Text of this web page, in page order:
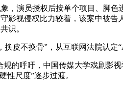
演员授权后按单个项目、脚色
影视侵权比力较着，该案中被
识。
不换骨”，从互联网法院认定
呼吁，中国传媒大学戏剧影
性尺度”逐步过渡。